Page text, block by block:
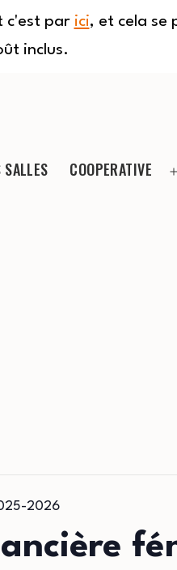
c'est par ici, et cela se
inclus.
SALLES COOPERATIVE
2026